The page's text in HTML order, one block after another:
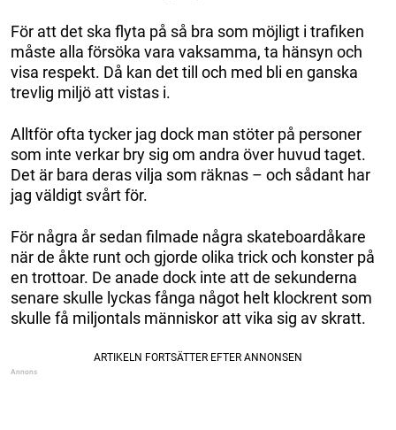
För att det ska flyta på så bra som möjligt i trafiken
måste alla försöka vara vaksamma, ta hänsyn och
visa respekt. Då kan det till och med bli en ganska
trevlig miljö att vistas i.
Alltför ofta tycker jag dock man stöter på personer
som inte verkar bry sig om andra över huvud taget.
Det är bara deras vilja som räknas – och sådant har
jag väldigt svårt för.
För några år sedan filmade några skateboardåkare
när de åkte runt och gjorde olika trick och konster på
en trottoar. De anade dock inte att de sekunderna
senare skulle lyckas fånga något helt klockrent som
skulle få miljontals människor att vika sig av skratt.